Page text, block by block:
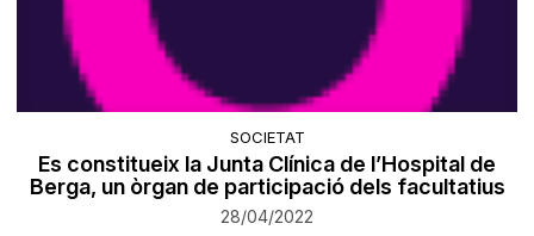
SOCIETAT
Es constitueix la Junta Clínica de l’Hospital de
Berga, un òrgan de participació dels facultatius
28/04/2022